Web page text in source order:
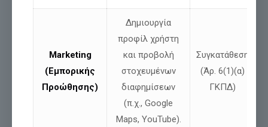
Marketing
(Εμπορικής
Προώθησης)
Δημιουργία
προφίλ χρήστη
και προβολή
στοχευμένων
διαφημίσεων
(π.χ., Google
Maps, YouTube).
Συγκατάθεση
(Άρ. 6(1)(α)
ΓΚΠΔ)